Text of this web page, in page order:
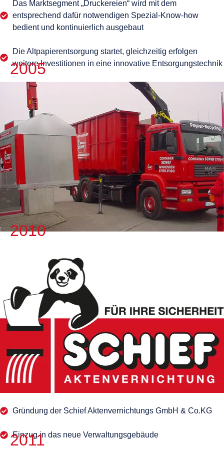
Das Marktsegment „Druckereien“ wird mit dem
entsprechend dafür notwendigen Spezial-Know-how
bedient und kontinuierlich ausgebaut
Die Altpapierentsorgung startet, gleichzeitig erfolgen
weitere Investitionen in eine innovative Entsorgungstechnik
2005
2010
Gründung der Schief Aktenvernichtungs GmbH & Co.KG
Einzug in das neue Verwaltungsgebäude
2011